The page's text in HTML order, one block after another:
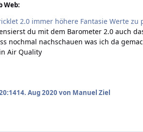
Web:
2.0 immer höhere Fantasie Werte
du mit dem Barometer 2.0 auch
nochmal nachschauen was ich da
Air Quality
14. Aug 2020 von Manuel Ziel